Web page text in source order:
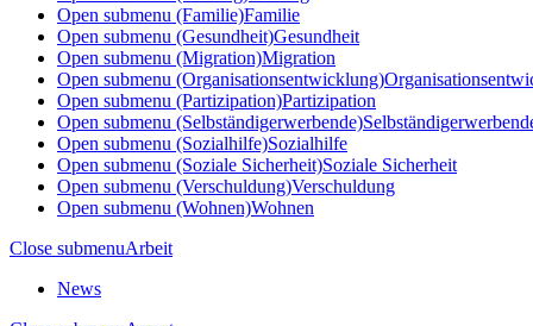
Open submenu (Familie)Familie
Open submenu (Gesundheit)Gesundheit
Open submenu (Migration)Migration
Open submenu (Organisationsentwicklung)
Open submenu (Partizipation)Partizipation
Open submenu (Selbständigerwerbende)
Open submenu (Sozialhilfe)Sozialhilfe
Open submenu (Soziale Sicherheit)Soziale Sicherheit
Open submenu (Verschuldung)Verschuldung
Open submenu (Wohnen)Wohnen
Close submenuArbeit
News